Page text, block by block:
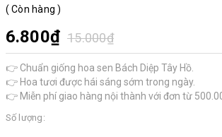
( Còn hàng )
6.800₫ 15.000₫
👉 Chuẩn giống hoa sen Bách Diệp Tây Hồ.
👉 Hoa tươi được hái sáng sớm trong ngày.
👉 Miễn phí giao hàng nội thành với đơn từ
Số lượng: